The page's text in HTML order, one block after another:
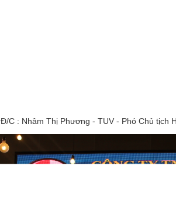
Đ/C : Nhâm Thị Phương - TUV - Phó Chủ tịch